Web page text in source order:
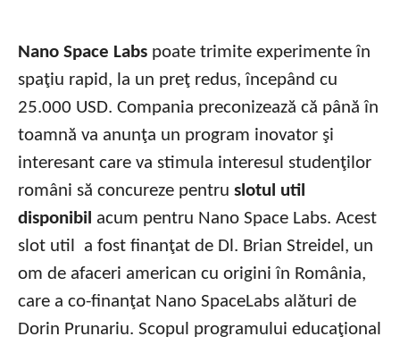
Nano Space Labs poate trimite experimente în
spaţiu rapid, la un preţ redus, începând cu
25.000 USD. Compania preconizează că până în
toamnă va anunţa un program inovator şi
interesant care va stimula interesul studenţilor
români să concureze pentru slotul util
disponibil acum pentru Nano Space Labs. Acest
slot util a fost finanţat de Dl. Brian Streidel, un
om de afaceri american cu origini în România,
care a co-finanţat Nano SpaceLabs alături de
Dorin Prunariu. Scopul programului educaţional